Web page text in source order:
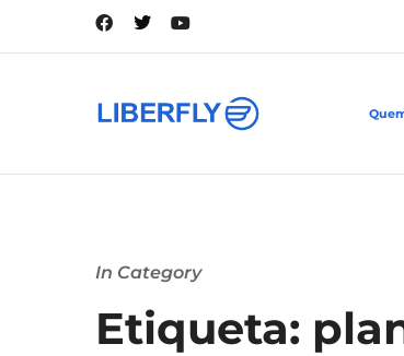
In Category
Etiqueta: